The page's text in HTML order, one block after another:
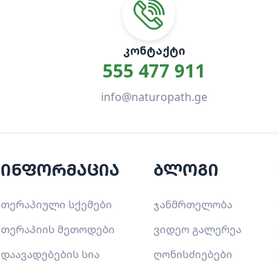
ᲙᲝᲜᲢᲐᲥᲢᲘ
555 477 911
info@naturopath.ge
ინფორმაცია
თერაპიული სქემები
თერაპიის მეთოდები
დაავადებების სია
ბლოგი
ჯანმრთელობა
ვიდეო გალერეა
ღონისძიებები